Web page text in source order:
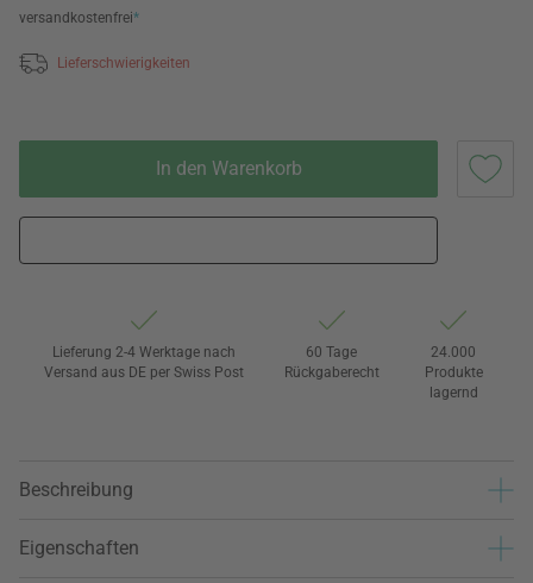
versandkostenfrei*
Lieferschwierigkeiten
In den Warenkorb
Lieferung 2-4 Werktage nach
Versand aus DE per Swiss Post
60 Tage
Rückgaberecht
24.000
Produkte
lagernd
Beschreibung
Eigenschaften